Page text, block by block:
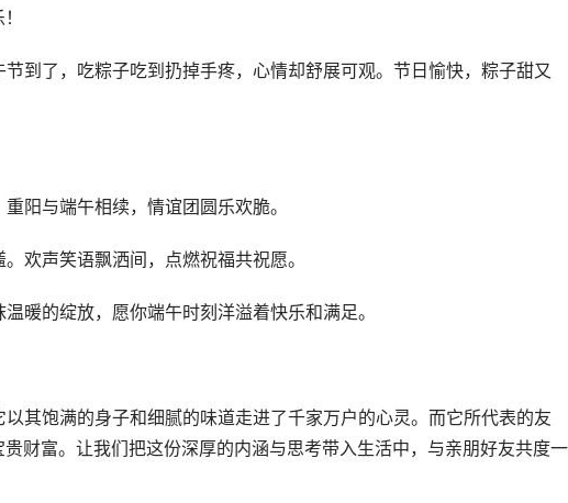
到了，吃粽子吃到扔掉手疼，心情却舒展可观。节日愉快，粽子甜又
阳与端午相续，情谊团圆乐欢脆。
欢声笑语飘洒间，点燃祝福共祝愿。
暖的绽放，愿你端午时刻洋溢着快乐和满足。
其饱满的身子和细腻的味道走进了千家万户的心灵。而它所代表的友
财富。让我们把这份深厚的内涵与思考带入生活中，与亲朋好友共度